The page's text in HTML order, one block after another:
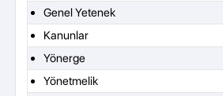
Genel Yetenek
Kanunlar
Yönerge
Yönetmelik